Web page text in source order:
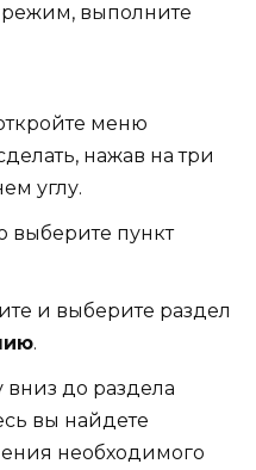
режим, выполните
меню
нажав на три
углу.
пункт
и выберите раздел
.
вниз до раздела
вы найдете
необходимого